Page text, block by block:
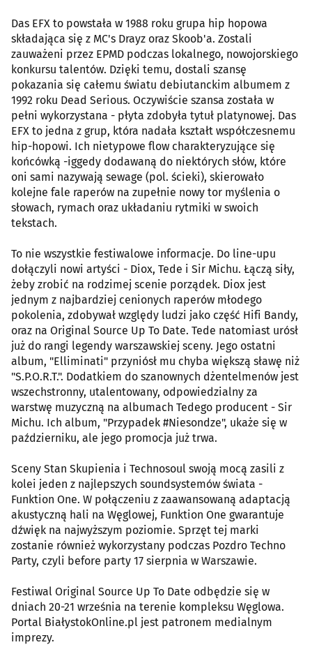
Das EFX to powstała w 1988 roku grupa hip hopowa
składająca się z MC's Drayz oraz Skoob'a. Zostali
zauważeni przez EPMD podczas lokalnego, nowojorskiego
konkursu talentów. Dzięki temu, dostali szansę
pokazania się całemu światu debiutanckim albumem z
1992 roku Dead Serious. Oczywiście szansa została w
pełni wykorzystana - płyta zdobyła tytuł platynowej. Das
EFX to jedna z grup, która nadała kształt współczesnemu
hip-hopowi. Ich nietypowe flow charakteryzujące się
końcówką -iggedy dodawaną do niektórych słów, które
oni sami nazywają sewage (pol. ścieki), skierowało
kolejne fale raperów na zupełnie nowy tor myślenia o
słowach, rymach oraz układaniu rytmiki w swoich
tekstach.
To nie wszystkie festiwalowe informacje. Do line-upu
dołączyli nowi artyści - Diox, Tede i Sir Michu. Łączą siły,
żeby zrobić na rodzimej scenie porządek. Diox jest
jednym z najbardziej cenionych raperów młodego
pokolenia, zdobywał względy ludzi jako część Hifi Bandy,
oraz na Original Source Up To Date. Tede natomiast urósł
już do rangi legendy warszawskiej sceny. Jego ostatni
album, "Elliminati" przyniósł mu chyba większą sławę niż
"S.P.O.R.T.". Dodatkiem do szanownych dżentelmenów jest
wszechstronny, utalentowany, odpowiedzialny za
warstwę muzyczną na albumach Tedego producent - Sir
Michu. Ich album, "Przypadek #Niesondze", ukaże się w
październiku, ale jego promocja już trwa.
Sceny Stan Skupienia i Technosoul swoją mocą zasili z
kolei jeden z najlepszych soundsystemów świata -
Funktion One. W połączeniu z zaawansowaną adaptacją
akustyczną hali na Węglowej, Funktion One gwarantuje
dźwięk na najwyższym poziomie. Sprzęt tej marki
zostanie również wykorzystany podczas Pozdro Techno
Party, czyli before party 17 sierpnia w Warszawie.
Festiwal Original Source Up To Date odbędzie się w
dniach 20-21 września na terenie kompleksu Węglowa.
Portal BiałystokOnline.pl jest patronem medialnym
imprezy.